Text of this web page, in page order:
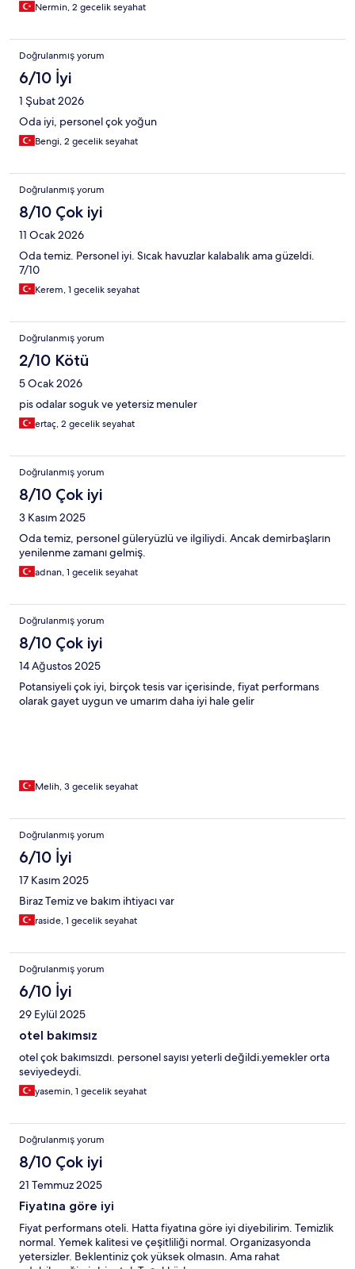
Nermin, 2 gecelik seyahat
Doğrulanmış yorum
6/10 İyi
1 Şubat 2026
Oda iyi, personel çok yoğun
Bengi, 2 gecelik seyahat
Doğrulanmış yorum
8/10 Çok iyi
11 Ocak 2026
Oda temiz. Personel iyi. Sıcak havuzlar kalabalık ama güzeldi.
7/10
Kerem, 1 gecelik seyahat
Doğrulanmış yorum
2/10 Kötü
5 Ocak 2026
pis odalar soguk ve yetersiz menuler
ertaç, 2 gecelik seyahat
Doğrulanmış yorum
8/10 Çok iyi
3 Kasım 2025
Oda temiz, personel güleryüzlü ve ilgiliydi. Ancak demirbaşların
yenilenme zamanı gelmiş.
adnan, 1 gecelik seyahat
Doğrulanmış yorum
8/10 Çok iyi
14 Ağustos 2025
Potansiyeli çok iyi, birçok tesis var içerisinde, fiyat performans
olarak gayet uygun ve umarım daha iyi hale gelir
Melih, 3 gecelik seyahat
Doğrulanmış yorum
6/10 İyi
17 Kasım 2025
Biraz Temiz ve bakım ihtiyacı var
raside, 1 gecelik seyahat
Doğrulanmış yorum
6/10 İyi
29 Eylül 2025
otel bakımsız
otel çok bakımsızdı. personel sayısı yeterli değildi.yemekler orta
seviyedeydi.
yasemin, 1 gecelik seyahat
Doğrulanmış yorum
8/10 Çok iyi
21 Temmuz 2025
Fiyatına göre iyi
Fiyat performans oteli. Hatta fiyatına göre iyi diyebilirim. Temizlik
normal. Yemek kalitesi ve çeşitliliği normal. Organizasyonda
yetersizler. Beklentiniz çok yüksek olmasın. Ama rahat